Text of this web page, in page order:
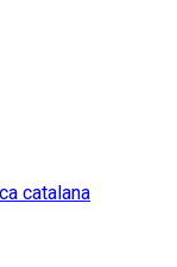
catalana